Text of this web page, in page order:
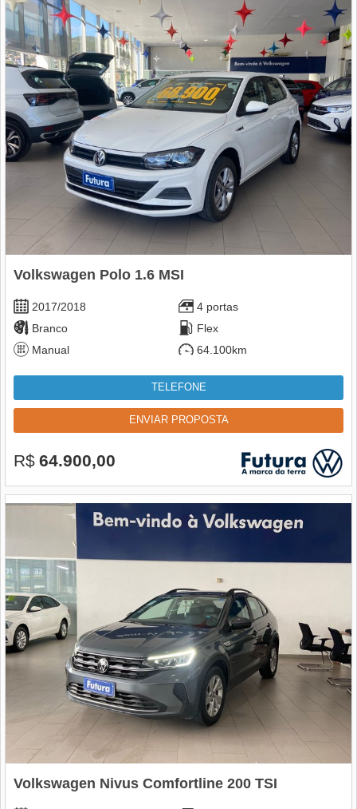
Volkswagen Polo 1.6 MSI
2017/2018
4 portas
Branco
Flex
Manual
64.100km
TELEFONE
ENVIAR PROPOSTA
R$ 64.900,00
Volkswagen Nivus Comfortline 200 TSI